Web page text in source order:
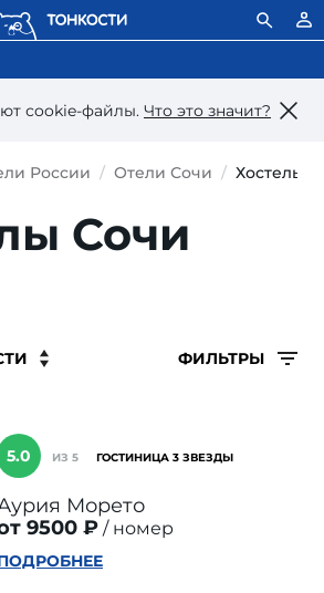
сookie-файлы. Что это значит?
России Отели Сочи Хостелы
Сочи
ФИЛЬТРЫ
5.0 ИЗ 5 ГОСТИНИЦА 3 ЗВЕЗДЫ
Морето
9500 ₽
номер